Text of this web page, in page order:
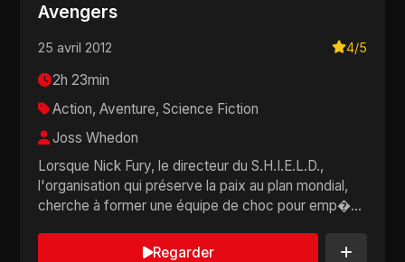
Avengers
25 avril 2012 4/5
2h 23min
Action, Aventure, Science Fiction
Joss Whedon
Lorsque Nick Fury, le directeur du S.H.I.E.L.D.,
l'organisation qui préserve la paix au plan mondial,
cherche à former une équipe de choc pour emp�...
Regarder